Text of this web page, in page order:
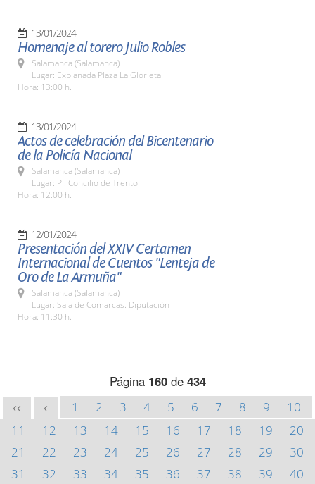
13/01/2024
Homenaje al torero Julio Robles
Salamanca (Salamanca)
Lugar: Explanada Plaza La Glorieta
Hora: 13:00 h.
13/01/2024
Actos de celebración del Bicentenario
de la Policía Nacional
Salamanca (Salamanca)
Lugar: Pl. Concilio de Trento
Hora: 12:00 h.
12/01/2024
Presentación del XXIV Certamen
Internacional de Cuentos "Lenteja de
Oro de La Armuña"
Salamanca (Salamanca)
Lugar: Sala de Comarcas. Diputación
Hora: 11:30 h.
Página 160de 434
<< < 1 2 3 4 5 6 7 8 9
10
11
12 13 14 15 16 17 18 19
20
21
22 23 24 25 26 27 28 29
30
31
32 33 34 35 36 37 38 39
40